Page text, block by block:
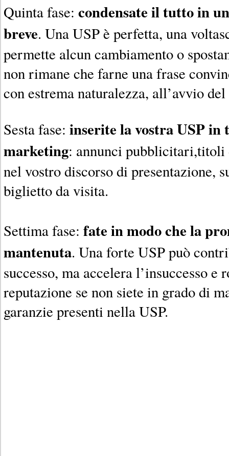
Quinta fase: condensate il tutto in
breve. Una USP è perfetta, una
permette alcun cambiamento o
non rimane che farne una frase
con estrema naturalezza, all’avvio
Sesta fase: inserite la vostra USP
marketing: annunci
nel vostro discorso di presentazione,
biglietto da visita.
Settima fase: fate in modo che la
mantenuta. Una forte USP può
successo, ma accelera l’insuccesso e
reputazione se non siete in grado di
garanzie presenti nella USP.